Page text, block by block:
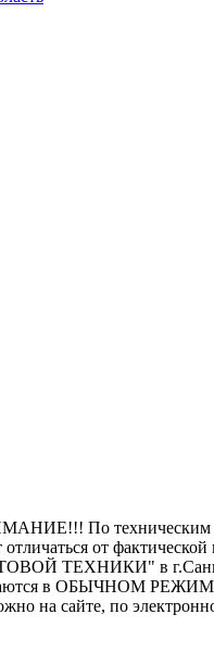
По техническим
от
ТЕХНИКИ" в г.Санкт-
в ОБЫЧНОМ
на сайте, по